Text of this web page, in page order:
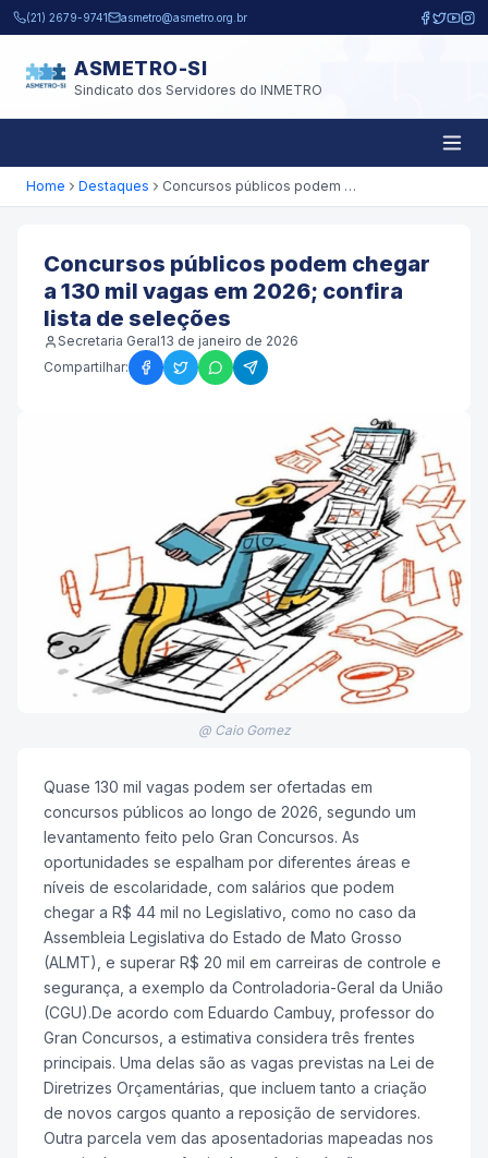
Pular para o conteúdo principal
(21) 2679-9741 asmetro@asmetro.org.br
ASMETRO-SI
Sindicato dos Servidores do INMETRO
Home Destaques Concursos públicos podem chegar a 130 mil vagas em 2026; confira lista de seleções
Concursos públicos podem chegar
a 130 mil vagas em 2026; confira
lista de seleções
Secretaria Geral13 de janeiro de 2026
Compartilhar:
@ Caio Gomez
Quase 130 mil vagas podem ser ofertadas em
concursos públicos ao longo de 2026, segundo um
levantamento feito pelo Gran Concursos. As
oportunidades se espalham por diferentes áreas e
níveis de escolaridade, com salários que podem
chegar a R$ 44 mil no Legislativo, como no caso da
Assembleia Legislativa do Estado de Mato Grosso
(ALMT), e superar R$ 20 mil em carreiras de controle e
segurança, a exemplo da Controladoria-Geral da União
(CGU).De acordo com Eduardo Cambuy, professor do
Gran Concursos, a estimativa considera três frentes
principais. Uma delas são as vagas previstas na Lei de
Diretrizes Orçamentárias, que incluem tanto a criação
de novos cargos quanto a reposição de servidores.
Outra parcela vem das aposentadorias mapeadas nos